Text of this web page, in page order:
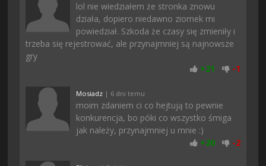
lol nie wiedziałem że stronka znowu
działa, dopiero niedawno ziomek mi
powiedział. Szkoda że czasy się zmieniły i
trzeba się rejestrować, ale przynajmniej są najnowsze
gry
+21 -1
Mosiadz | 6 dni temu
moim zdaniem ci co hejtują to pewnie
konkurencja, bo póki co wszystko śmiga
jak należy, przynajmniej u mnie :)
+20 -2